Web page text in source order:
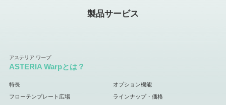
製品サービス
ASTERIA Warpとは？
特長 オプション機能
フローテンプレート広場 ラインナップ・価格